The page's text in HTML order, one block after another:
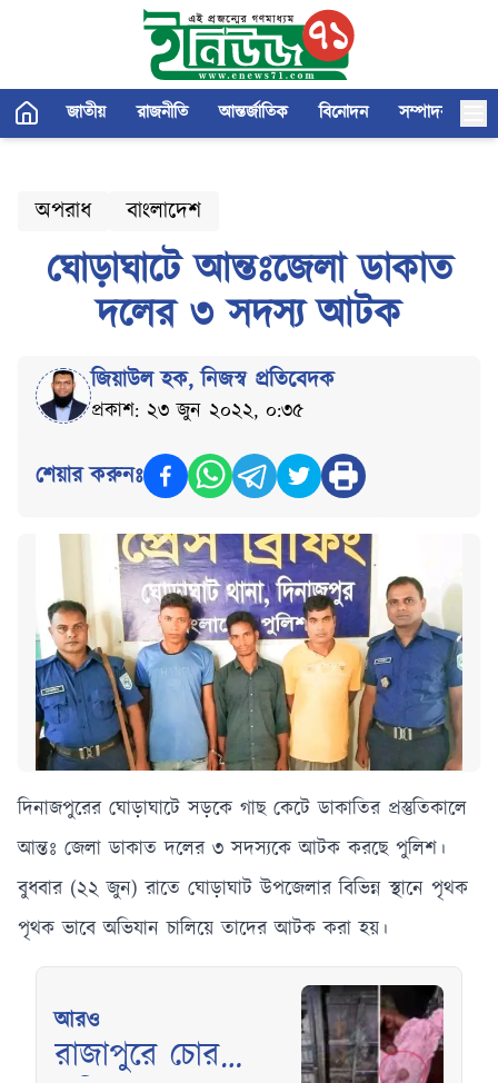
জাতীয় রাজনীতি আন্তর্জাতিক বিনোদন সম্পাদকীয়
অপরাধ বাংলাদেশ
ঘোড়াঘাটে আন্তঃজেলা ডাকাত
দলের ৩ সদস্য আটক
জিয়াউল হক,নিজস্ব প্রতিবেদক
প্রকাশ: ২৩ জুন ২০২২, ০:৩৫
শেয়ার করুনঃ
দিনাজপুরের ঘোড়াঘাটে সড়কে গাছ কেটে ডাকাতির প্রস্তুতিকালে
আন্তঃ জেলা ডাকাত দলের ৩ সদস্যকে আটক করছে পুলিশ।
বুধবার (২২ জুন) রাতে ঘোড়াঘাট উপজেলার বিভিন্ন স্থানে পৃথক
পৃথক ভাবে অভিযান চালিয়ে তাদের আটক করা হয়।
আরও
রাজাপুরে চোর